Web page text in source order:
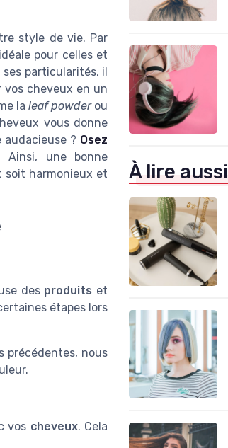
style de vie. Par
pour celles et
particularités, il
cheveux en un
la leaf powderou
vous donne
? Osez
Ainsi, une bonne
soit harmonieux et
des produits et
étapes lors
précédentes, nous
vos cheveux. Cela
À lire aussi